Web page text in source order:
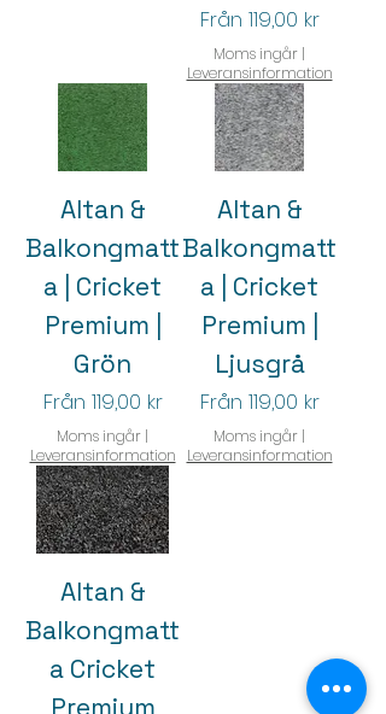
Från 119,00 kr
Reapris
Moms ingår |
Leveransinformation
Altan &
Balkongmatt
a | Cricket
Premium |
Grön
Från 119,00 kr
Reapris
Moms ingår |
Leveransinformation
Altan &
Balkongmatt
a | Cricket
Premium |
Ljusgrå
Från 119,00 kr
Reapris
Moms ingår |
Leveransinformation
Altan &
Balkongmatt
a Cricket